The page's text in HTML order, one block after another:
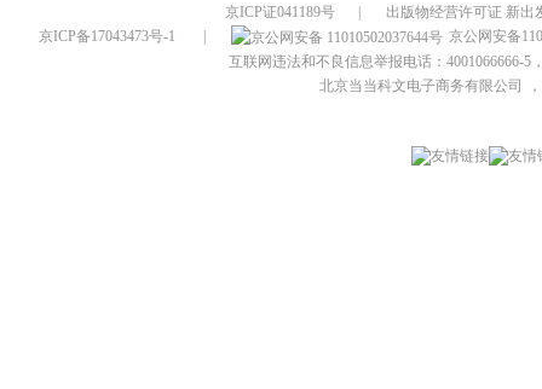
京ICP证041189号
出版物经营许可证 新出
京ICP备17043473号-1
京公网安备
互联网违法和不良信息举报电话：4001066666-5
北京当当科文电子商务有限公司